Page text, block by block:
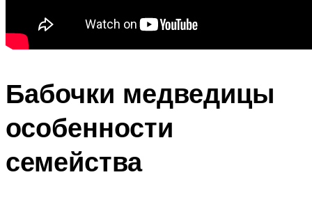
Бабочки медведицы
особенности
семейства